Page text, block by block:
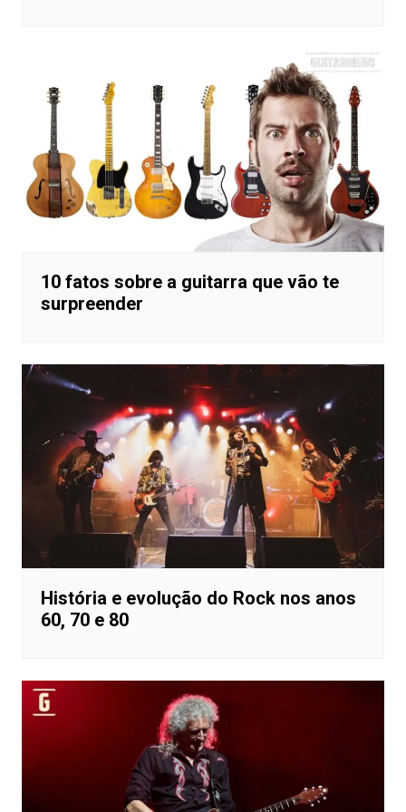
10 fatos sobre a guitarra que vão te
surpreender
História e evolução do Rock nos anos
60, 70 e 80